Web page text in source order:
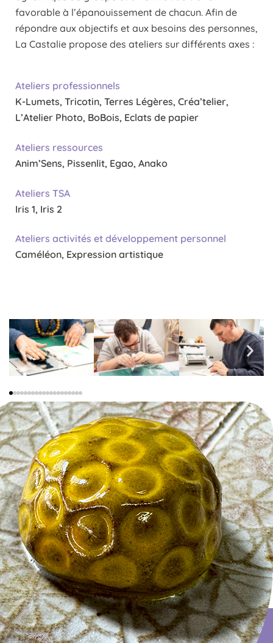
favorable à l’épanouissement de chacun. Afin de
répondre aux objectifs et aux besoins des personnes,
La Castalie propose des ateliers sur différents axes :
Ateliers professionnels
K-Lumets, Tricotin, Terres Légères, Créa’telier,
L’Atelier Photo, BoBois, Eclats de papier
Ateliers ressources
Anim’Sens, Pissenlit, Egao, Anako
Ateliers TSA
Iris 1, Iris 2
Ateliers activités et développement personnel
Caméléon, Expression artistique